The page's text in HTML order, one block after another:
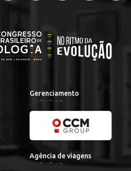
Gerenciamento
Agência de viagens